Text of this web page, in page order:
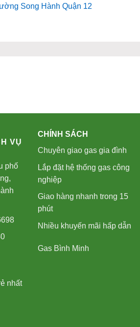
Song Hành Quận 12
VỤ
phố
nhất
CHÍNH SÁCH
Chuyên giao gas gia đình
Lắp đặt hệ thống gas công
nghiệp
Giao hàng nhanh trong 15
phút
Nhiều khuyến mãi hấp dẫn
Gas Bình Minh